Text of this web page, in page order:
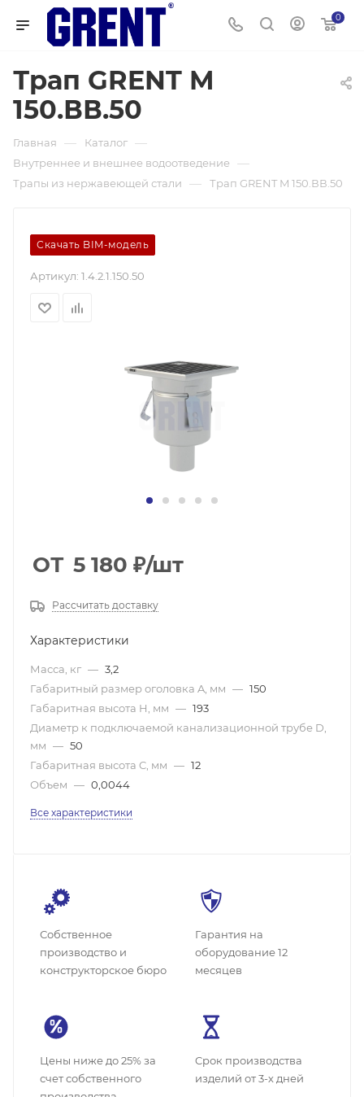
0
Трап GRENT M
150.ВВ.50
Главная — Каталог —
Внутреннее и внешнее водоотведение —
Трапы из нержавеющей стали — Трап GRENT M 150.ВВ.50
Скачать BIM-модель
Артикул: 1.4.2.1.150.50
ОТ 5 180 ₽/шт
Рассчитать доставку
Характеристики
Масса, кг — 3,2
Габаритный размер оголовка A, мм — 150
Габаритная высота H, мм — 193
Диаметр к подключаемой канализационной трубе D,
мм — 50
Габаритная высота C, мм — 12
Объем — 0,0044
Все характеристики
Собственное
производство и
конструкторское бюро
Гарантия на
оборудование 12
месяцев
Цены ниже до 25% за
счет собственного
Cрок производства
изделий от 3-х дней